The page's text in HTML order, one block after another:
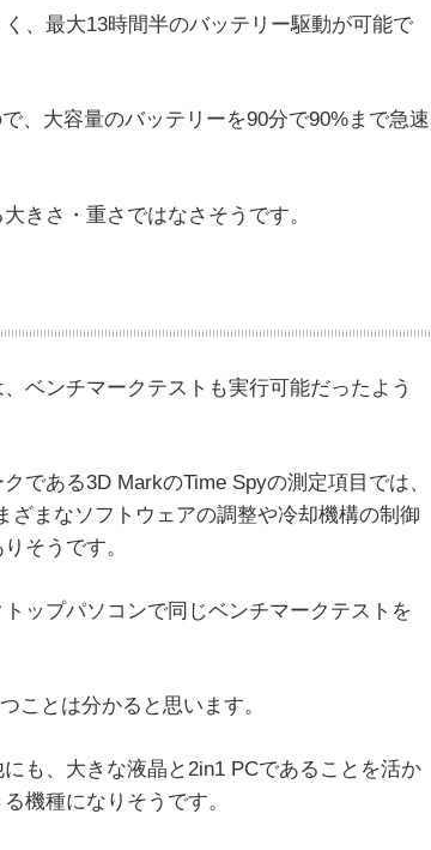
、最大13時間半のバッテリー駆動が可能で
、大容量のバッテリーを90分で90%まで急速
きさ・重さではなさそうです。
ベンチマークテストも実行可能だったよう
である3D MarkのTime Spyの測定項目では、
まなソフトウェアの調整や冷却機構の制御
そうです。
ップパソコンで同じベンチマークテストを
ことは分かると思います。
も、大きな液晶と2in1 PCであることを活か
機種になりそうです。